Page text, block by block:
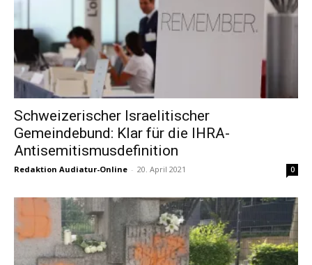
Schweizerischer Israelitischer
Gemeindebund: Klar für die IHRA-
Antisemitismusdefinition
Redaktion Audiatur-Online - 20. April 2021 0